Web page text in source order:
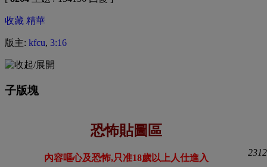
收藏 精華
版主: kfcu, 3:16
子版塊
恐怖貼圖區
內容嘔心及恐怖,只准18歲以上人仕進入
2312